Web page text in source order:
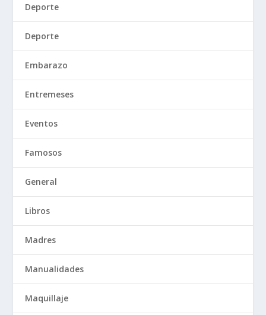
Deporte
Deporte
Embarazo
Entremeses
Eventos
Famosos
General
Libros
Madres
Manualidades
Maquillaje